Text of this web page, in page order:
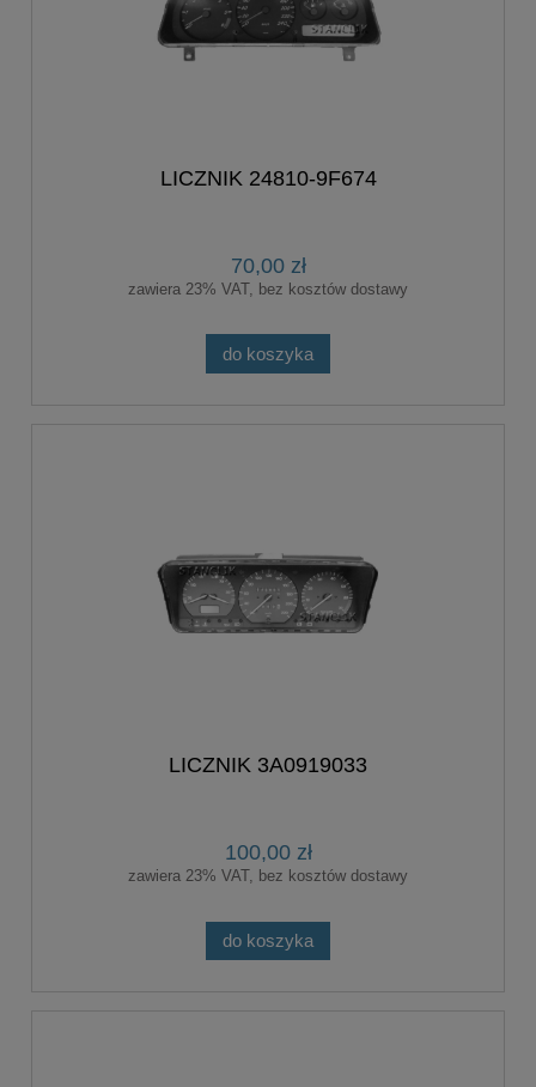
LICZNIK 24810-9F674
70,00 zł
zawiera 23% VAT, bez kosztów dostawy
do koszyka
LICZNIK 3A0919033
100,00 zł
zawiera 23% VAT, bez kosztów dostawy
do koszyka